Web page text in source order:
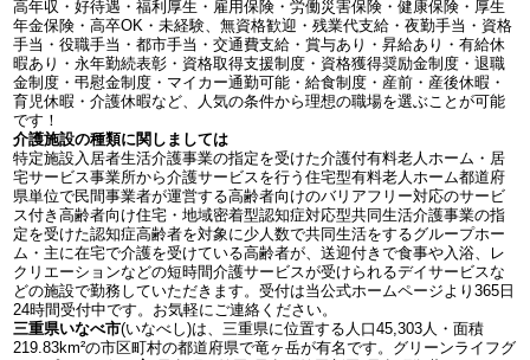
高年収・好待遇・福利厚生・雇用保険・労働災害保険・健康保険・厚生
年金保険・高卒OK・未経験、無資格歓迎・残業代支給・夜勤手当・資格
手当・役職手当・都市手当・交通費支給・賞与あり・昇給あり・有給休
暇あり・永年勤続表彰・資格取得支援制度・資格獲得奨励金制度・退職
金制度・弔慰金制度・マイカー通勤可能・給食制度・産前・産後休暇・
育児休暇・介護休暇など、人気の条件から理想の職場を選ぶことが可能
です！
介護施設の種類に関しましては
特定施設入居者生活介護事業の指定を受けた介護付有料老人ホーム・居
宅サービス事業所から介護サービスを行う住宅型有料老人ホーム都道府
県単位で民間事業者が運営する高齢者向けのバリアフリー対応のサービ
ス付き高齢者向け住宅・地域密着型認知症対応型共同生活介護事業の指
定を受けた認知症高齢者を対象に少人数で共同生活をするグループホー
ム・主に在宅で介護を受けている高齢者が、送迎付きで食事や入浴、レ
クリエーションなどの短時間介護サービスが受けられるデイサービスな
どの施設で勤務していただきます。受付は当公式ホームページより365日
24時間受付中です。お気軽にご連絡ください。
三重県いなべ市(いなべし)は、三重県に位置する人口45,303人・面積
219.83km²の市区町村の都道府県で竜ヶ岳が有名です。グリーンライフグ